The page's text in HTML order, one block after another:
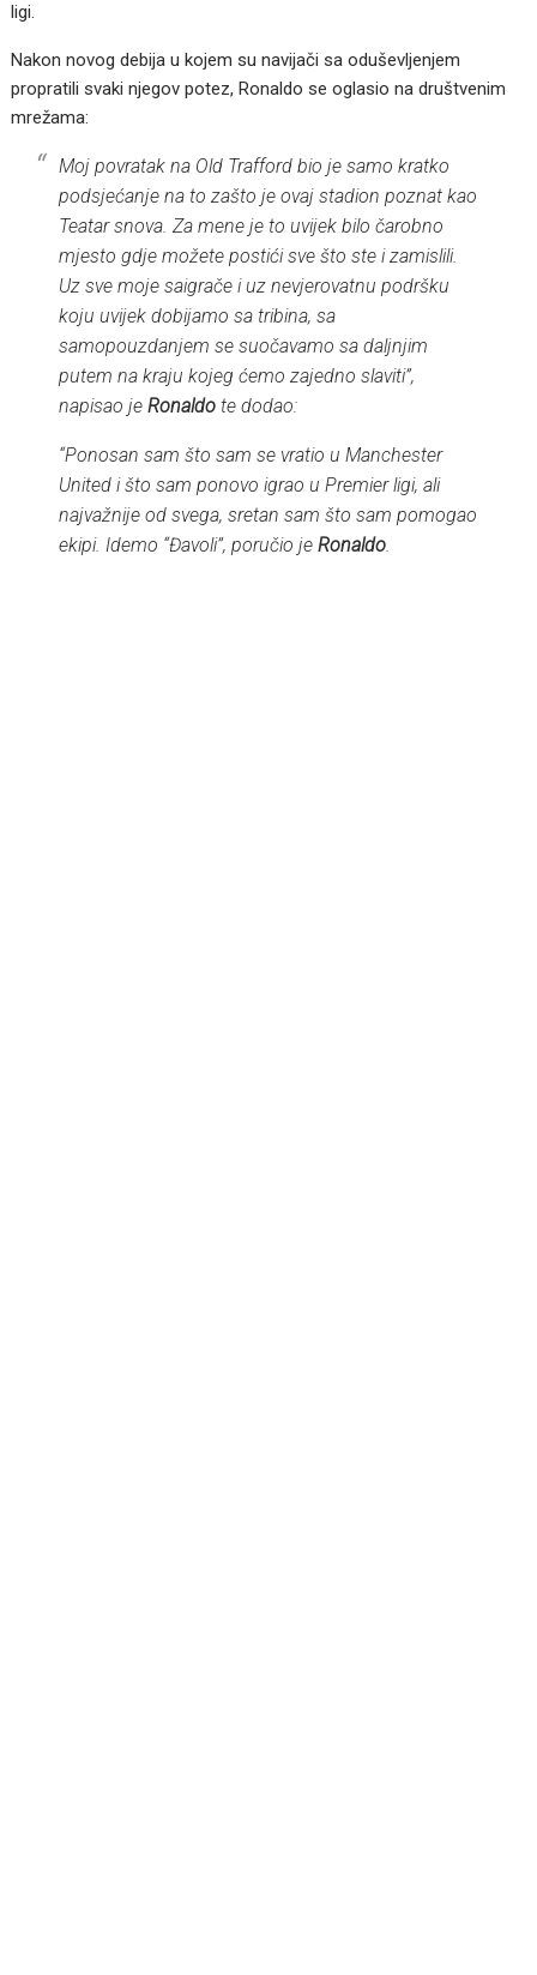
ligi.
Nakon novog debija u kojem su navijači sa oduševljenjem
propratili svaki njegov potez, Ronaldo se oglasio na društvenim
mrežama:
Moj povratak na Old Trafford bio je samo kratko
podsjećanje na to zašto je ovaj stadion poznat kao
Teatar snova. Za mene je to uvijek bilo čarobno
mjesto gdje možete postići sve što ste i zamislili.
Uz sve moje saigrače i uz nevjerovatnu podršku
koju uvijek dobijamo sa tribina, sa
samopouzdanjem se suočavamo sa daljnjim
putem na kraju kojeg ćemo zajedno slaviti”,
napisao jeRonaldo te dodao:
“Ponosan sam što sam se vratio u Manchester
United i što sam ponovo igrao u Premier ligi, ali
najvažnije od svega, sretan sam što sam pomogao
ekipi. Idemo “Đavoli”, poručio jeRonaldo.